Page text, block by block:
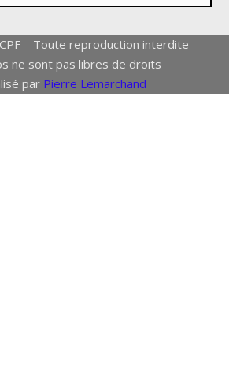
– Toute reproduction interdite
ne sont pas libres de droits
par Pierre Lemarchand